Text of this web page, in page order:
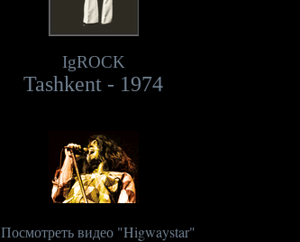
IgROCK
Tashkent - 1974
Посмотреть видео "Higwaystar"